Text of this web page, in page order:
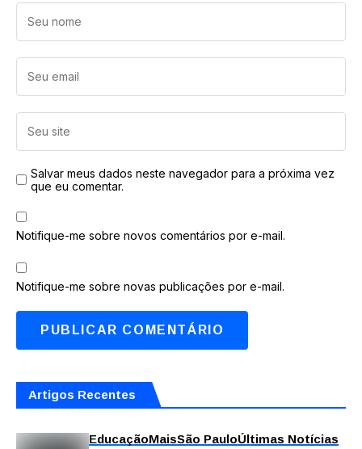
Salvar meus dados neste navegador para a próxima vez
que eu comentar.
Notifique-me sobre novos comentários por e-mail.
Notifique-me sobre novas publicações por e-mail.
Artigos Recentes
EducaçãoMaisSão PauloÚltimas Notícias